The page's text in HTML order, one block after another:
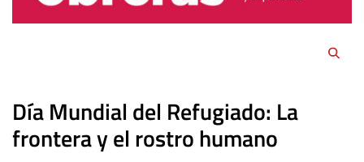
Día Mundial del Refugiado: La
frontera y el rostro humano